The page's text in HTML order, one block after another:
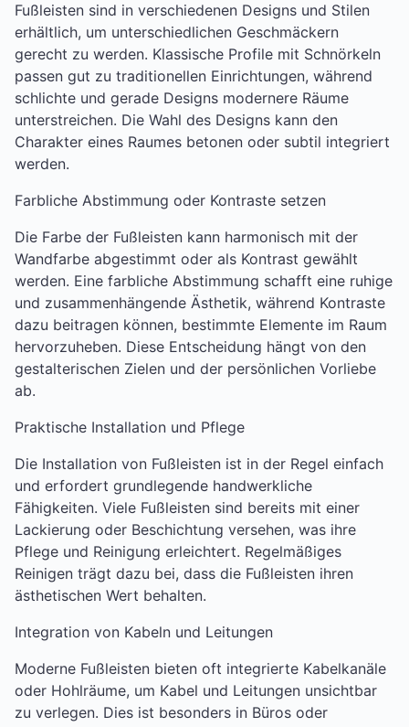
Fußleisten sind in verschiedenen Designs und Stilen
erhältlich, um unterschiedlichen Geschmäckern
gerecht zu werden. Klassische Profile mit Schnörkeln
passen gut zu traditionellen Einrichtungen, während
schlichte und gerade Designs modernere Räume
unterstreichen. Die Wahl des Designs kann den
Charakter eines Raumes betonen oder subtil integriert
werden.
Farbliche Abstimmung oder Kontraste setzen
Die Farbe der Fußleisten kann harmonisch mit der
Wandfarbe abgestimmt oder als Kontrast gewählt
werden. Eine farbliche Abstimmung schafft eine ruhige
und zusammenhängende Ästhetik, während Kontraste
dazu beitragen können, bestimmte Elemente im Raum
hervorzuheben. Diese Entscheidung hängt von den
gestalterischen Zielen und der persönlichen Vorliebe
ab.
Praktische Installation und Pflege
Die Installation von Fußleisten ist in der Regel einfach
und erfordert grundlegende handwerkliche
Fähigkeiten. Viele Fußleisten sind bereits mit einer
Lackierung oder Beschichtung versehen, was ihre
Pflege und Reinigung erleichtert. Regelmäßiges
Reinigen trägt dazu bei, dass die Fußleisten ihren
ästhetischen Wert behalten.
Integration von Kabeln und Leitungen
Moderne Fußleisten bieten oft integrierte Kabelkanäle
oder Hohlräume, um Kabel und Leitungen unsichtbar
zu verlegen. Dies ist besonders in Büros oder